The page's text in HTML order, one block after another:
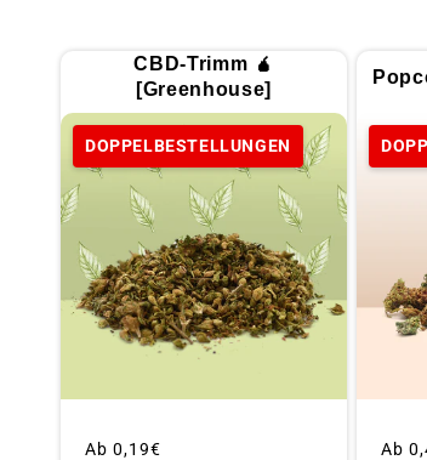
CBD-Trimm 🧉
[Greenhouse]
DOPPELBESTELLUNGEN
Üblicher
Ab 0,19€
Ab